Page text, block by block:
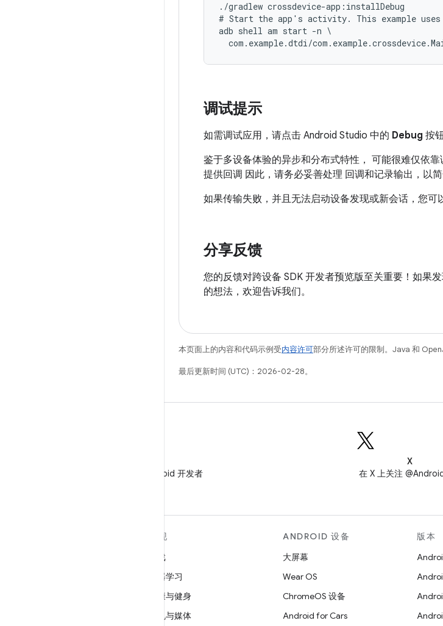
./gradlew crossdevice-app:installDebug
# Start the app's activity. This example uses
adb shell am start -n \
调试提示
如需调试应用，请点击 Android Studio 中的 Debug 按钮
鉴于多设备体验的异步和分布式特性， 可能很难仅依
提供回调 因此，请务必妥善处理 回调和记录输出，以简
如果传输失败，并且无法启动设备发现或新会话，您可
分享反馈
您的反馈对跨设备 SDK 开发者预览版至关重要！如果
的想法，欢迎告诉我们。
本页面上的内容和代码示例受内容许可部分所述许可的限制。Java 和
最后更新时间 (UTC)：2026-02-28。
在微信中关注 Android 开发者
X
在 X 上关注
发现
游戏
机器学习
健康与健身
相机与媒体
ANDROID 设备
大屏幕
Wear OS
ChromeOS 设备
Android for Cars
版本